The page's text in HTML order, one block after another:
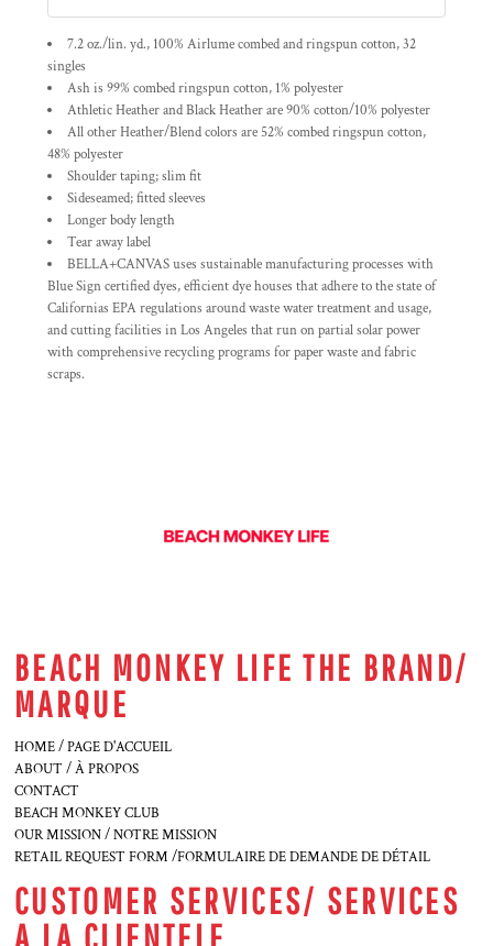
7.2 oz./lin. yd., 100% Airlume combed and ringspun cotton, 32
singles
Ash is 99% combed ringspun cotton, 1% polyester
Athletic Heather and Black Heather are 90% cotton/10% polyester
All other Heather/Blend colors are 52% combed ringspun cotton,
48% polyester
Shoulder taping; slim fit
Sideseamed; fitted sleeves
Longer body length
Tear away label
BELLA+CANVAS uses sustainable manufacturing processes with
Blue Sign certified dyes, efficient dye houses that adhere to the state of
Californias EPA regulations around waste water treatment and usage,
and cutting facilities in Los Angeles that run on partial solar power
with comprehensive recycling programs for paper waste and fabric
scraps.
BEACH MONKEY LIFE THE BRAND/
MARQUE
HOME / PAGE D'ACCUEIL
ABOUT / À PROPOS
CONTACT
BEACH MONKEY CLUB
OUR MISSION / NOTRE MISSION
RETAIL REQUEST FORM /FORMULAIRE DE DEMANDE DE DÉTAIL
CUSTOMER SERVICES/ SERVICES
A LA CLIENTELE